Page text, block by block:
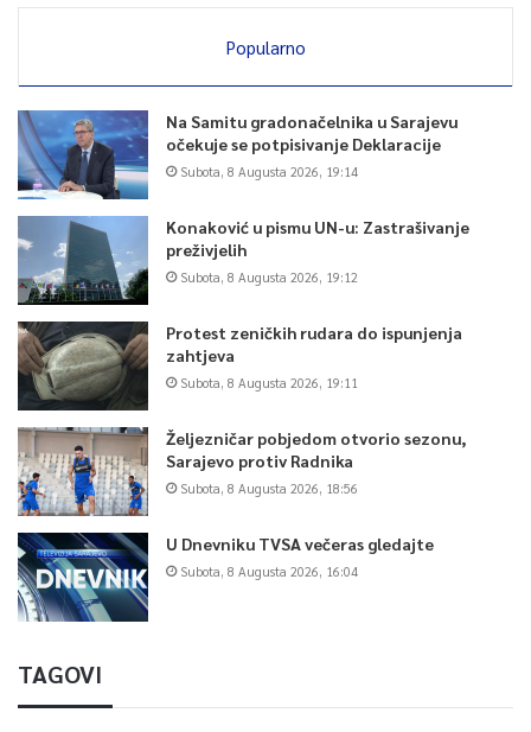
Popularno
Na Samitu gradonačelnika u Sarajevu
očekuje se potpisivanje Deklaracije
Subota, 8 Augusta 2026, 19:14
Konaković u pismu UN-u: Zastrašivanje
preživjelih
Subota, 8 Augusta 2026, 19:12
Protest zeničkih rudara do ispunjenja
zahtjeva
Subota, 8 Augusta 2026, 19:11
Željezničar pobjedom otvorio sezonu,
Sarajevo protiv Radnika
Subota, 8 Augusta 2026, 18:56
U Dnevniku TVSA večeras gledajte
Subota, 8 Augusta 2026, 16:04
TAGOVI